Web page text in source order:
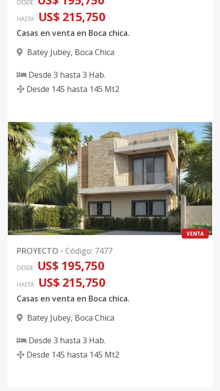
DESDE
HASTA US$ 215,750
Casas en venta en Boca chica.
Batey Jubey, Boca Chica
Desde 3 hasta 3 Hab.
Desde 145 hasta 145 Mt2
VENTA
PROYECTO - Código: 7477
DESDE US$ 195,750
HASTA US$ 215,750
Casas en venta en Boca chica.
Batey Jubey, Boca Chica
Desde 3 hasta 3 Hab.
Desde 145 hasta 145 Mt2